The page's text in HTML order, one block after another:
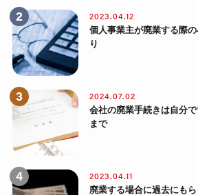
個人事業主が廃業する際
り
2023.04.12
会社の廃業手続きは自分
まで
2024.07.02
廃業する場合に過去にも
2023.04.11